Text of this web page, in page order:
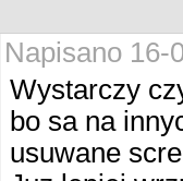
Napisano 16-
Wystarczy
bo sa na
usuwane